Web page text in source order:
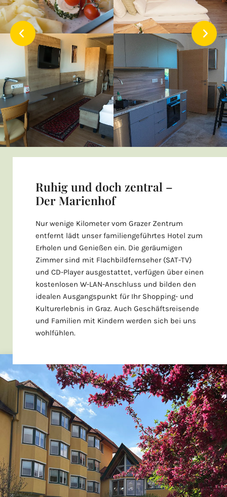
Ruhig und doch zentral –
Der Marienhof
Nur wenige Kilometer vom Grazer Zentrum
entfernt lädt unser familiengeführtes Hotel zum
Erholen und Genießen ein. Die geräumigen
Zimmer sind mit Flachbildfernseher (SAT-TV)
und CD-Player ausgestattet, verfügen über einen
kostenlosen W-LAN-Anschluss und bilden den
idealen Ausgangspunkt für Ihr Shopping- und
Kulturerlebnis in Graz. Auch Geschäftsreisende
und Familien mit Kindern werden sich bei uns
wohlfühlen.